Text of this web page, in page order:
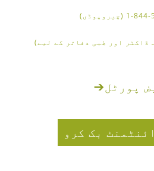
(چیروپوڈی)
پورٹل➔
بک کرو